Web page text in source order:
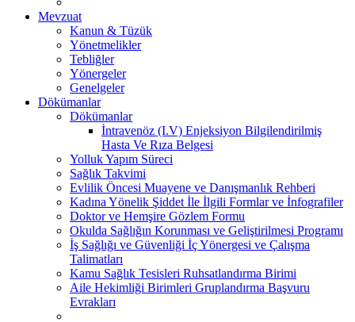
Mevzuat
Kanun & Tüzük
Yönetmelikler
Tebliğler
Yönergeler
Genelgeler
Dökümanlar
Dökümanlar
İntravenöz (I.V) Enjeksiyon Bilgilendirilmiş
Hasta Ve Rıza Belgesi
Yolluk Yapım Süreci
Sağlık Takvimi
Evlilik Öncesi Muayene ve Danışmanlık Rehberi
Kadına Yönelik Şiddet İle İlgili Formlar ve İnfografiler
Doktor ve Hemşire Gözlem Formu
Okulda Sağlığın Korunması ve Geliştirilmesi Programı
İş Sağlığı ve Güvenliği İç Yönergesi ve Çalışma
Talimatları
Kamu Sağlık Tesisleri Ruhsatlandırma Birimi
Aile Hekimliği Birimleri Gruplandırma Başvuru
Evrakları